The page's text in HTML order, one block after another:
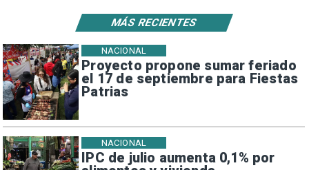
Proyecto propone sumar feriado
el 17 de septiembre para Fiestas
Patrias
NACIONAL
IPC de julio aumenta 0,1% por
NACIONAL
MÁS RECIENTES